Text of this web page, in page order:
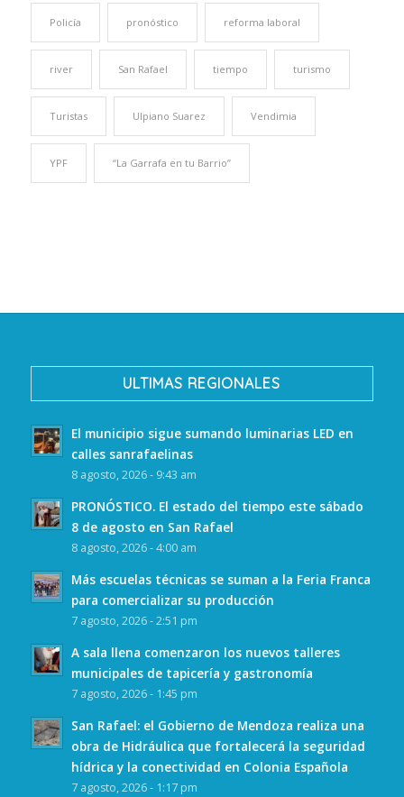
Policía pronóstico reforma laboral
river San Rafael tiempo turismo
Turistas Ulpiano Suarez Vendimia
YPF “La Garrafa en tu Barrio”
ULTIMAS REGIONALES
El municipio sigue sumando luminarias LED en
calles sanrafaelinas
8 agosto, 2026 - 9:43 am
PRONÓSTICO. El estado del tiempo este sábado
8 de agosto en San Rafael
8 agosto, 2026 - 4:00 am
Más escuelas técnicas se suman a la Feria Franca
para comercializar su producción
7 agosto, 2026 - 2:51 pm
A sala llena comenzaron los nuevos talleres
municipales de tapicería y gastronomía
7 agosto, 2026 - 1:45 pm
San Rafael: el Gobierno de Mendoza realiza una
obra de Hidráulica que fortalecerá la seguridad
hídrica y la conectividad en Colonia Española
7 agosto, 2026 - 1:17 pm